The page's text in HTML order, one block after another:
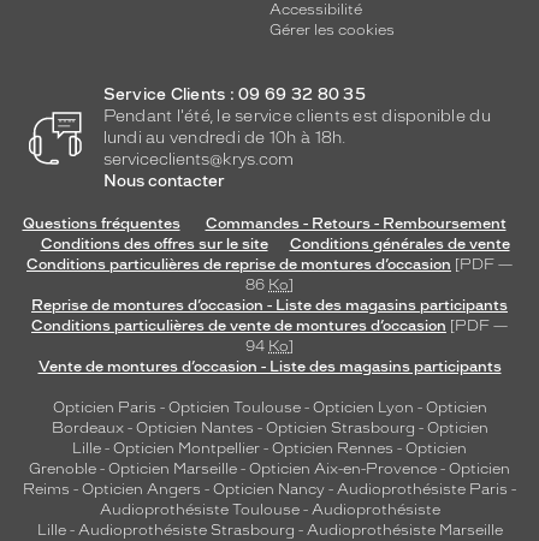
Accessibilité
Gérer les cookies
Service Clients : 09 69 32 80 35
Pendant l'été, le service clients est disponible du
lundi au vendredi de 10h à 18h.
serviceclients@krys.com
Nous contacter
Questions fréquentes
Commandes - Retours - Remboursement
Conditions des offres sur le site
Conditions générales de vente
Conditions particulières de reprise de montures d’occasion [PDF —
86 Ko]
Reprise de montures d’occasion - Liste des magasins participants
Conditions particulières de vente de montures d’occasion [PDF —
94 Ko]
Vente de montures d’occasion - Liste des magasins participants
Opticien Paris - Opticien Toulouse- Opticien Lyon - Opticien
Bordeaux- Opticien Nantes - Opticien Strasbourg - Opticien
Lille - Opticien Montpellier - Opticien Rennes - Opticien
Grenoble - Opticien Marseille - Opticien Aix-en-Provence - Opticien
Reims - Opticien Angers - Opticien Nancy - Audioprothésiste Paris -
Audioprothésiste Toulouse- Audioprothésiste
Lille- Audioprothésiste Strasbourg - Audioprothésiste Marseille